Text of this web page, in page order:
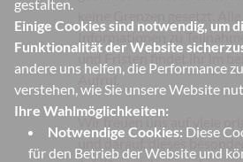
gestalten.
Einige Cookies sind notwendig, um
Funktionalität der Website
andere uns helfen, die Performance
verstehen, wie Sie unsere Website
Ihre Wahlmöglichkeiten:
Notwendige Cookies: Diese
für den Betrieb der Website und
Informationen zu
und Fristen findet ihr im
Wir freuen uns auf viele
und darauf, dieses